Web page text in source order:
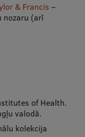
& Francis –
nozaru (arī
of Health.
valodā.
kolekcija